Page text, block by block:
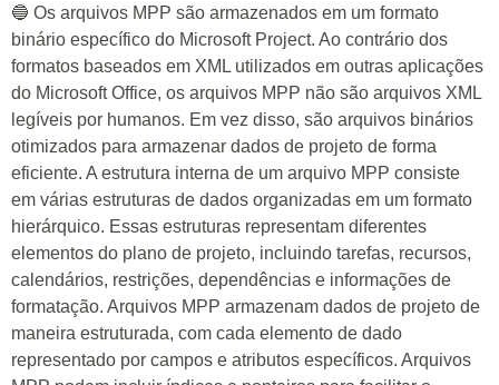
🔵 Os arquivos MPP são armazenados em um formato
binário específico do Microsoft Project. Ao contrário dos
formatos baseados em XML utilizados em outras aplicações
do Microsoft Office, os arquivos MPP não são arquivos XML
legíveis por humanos. Em vez disso, são arquivos binários
otimizados para armazenar dados de projeto de forma
eficiente. A estrutura interna de um arquivo MPP consiste
em várias estruturas de dados organizadas em um formato
hierárquico. Essas estruturas representam diferentes
elementos do plano de projeto, incluindo tarefas, recursos,
calendários, restrições, dependências e informações de
formatação. Arquivos MPP armazenam dados de projeto de
maneira estruturada, com cada elemento de dado
representado por campos e atributos específicos. Arquivos